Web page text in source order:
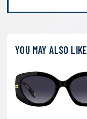
YOU MAY ALSO LIKE